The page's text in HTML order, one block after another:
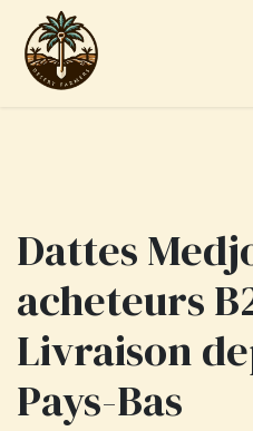
Se rendre au contenu
Dattes
acheteurs
Livraison
Pays-Bas